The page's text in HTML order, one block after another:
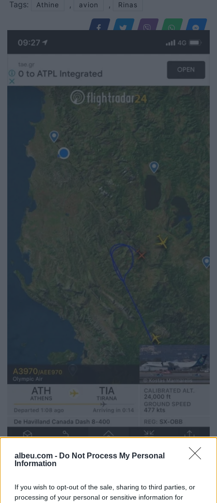
albeu.com - Do Not Process My Personal
Information
If you wish to opt-out of the sale, sharing to third parties, or
processing of your personal or sensitive information for
Tags:
Athine , avion , Rinas